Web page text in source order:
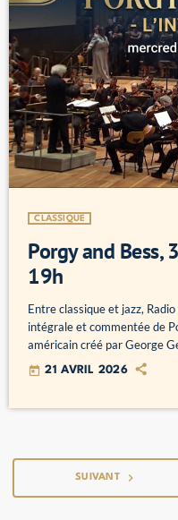
CLASSIQUE
Porgy and Bess,
19h
Entre classique et jazz,
intégrale et commentée de
américain créé par George
Bernard Hugues, à partir de
London Philharmonic
today 21 AVRIL 2026
SUIVANT navigate_next